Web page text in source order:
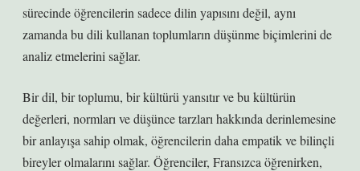
sürecinde öğrencilerin sadece dilin yapısını değil, aynı
zamanda bu dili kullanan toplumların düşünme biçimlerini de
analiz etmelerini sağlar.
Bir dil, bir toplumu, bir kültürü yansıtır ve bu kültürün
değerleri, normları ve düşünce tarzları hakkında derinlemesine
bir anlayışa sahip olmak, öğrencilerin daha empatik ve bilinçli
bireyler olmalarını sağlar. Öğrenciler, Fransızca öğrenirken,